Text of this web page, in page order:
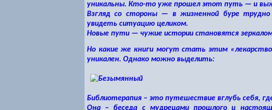
уникальны. Кто-то уже прошел этот путь — и
Взгляд со стороны— в жизненной буре трудно
увидеть ситуацию целиком.
Новые пути — чужие истории становятся
Но какие же книги могут стать этим
уникален. Однако можно выделить:
Библиотерапия – это путешествие вглубь себя,
Она – беседа с мудрецами прошлого и